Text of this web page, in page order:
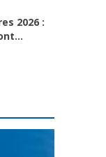
2026 :